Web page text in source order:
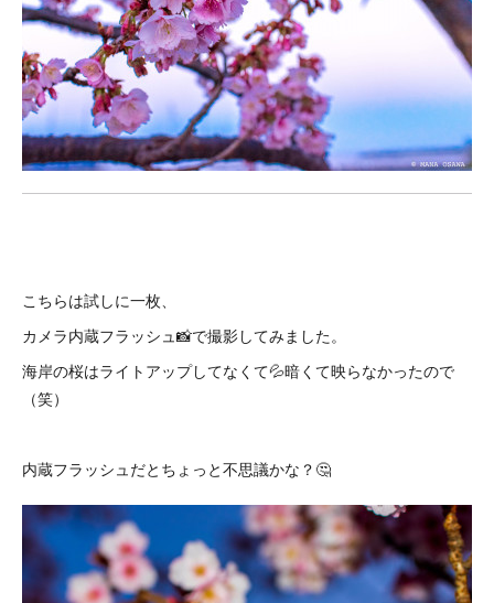
こちらは試しに一枚、
カメラ内蔵フラッシュ📸で撮影してみました。
海岸の桜はライトアップしてなくて💦暗くて映らなかったので
（笑）
内蔵フラッシュだとちょっと不思議かな？🤔